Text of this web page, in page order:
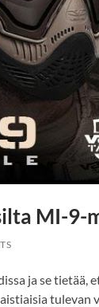
MI-9-
ja se tietää,
tulevan